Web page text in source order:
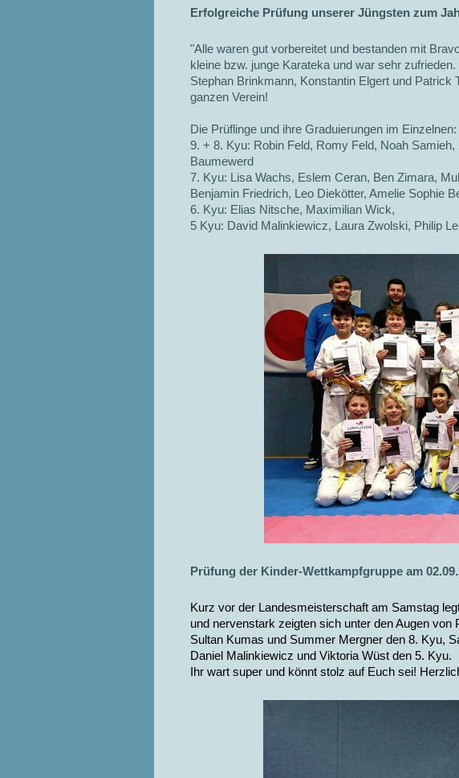
Erfolgreiche Prüfung unserer Jüngsten zum
"Alle waren gut vorbereitet und bestanden mit
kleine bzw. junge Karateka und war sehr
Stephan Brinkmann, Konstantin Elgert und
ganzen Verein!
Die Prüflinge und ihre Graduierungen im Einzelnen:
9. + 8. Kyu: Robin Feld, Romy Feld, Noah
Baumewerd
7. Kyu: Lisa Wachs, Eslem Ceran, Ben Zimara,
Benjamin Friedrich, Leo Diekötter, Amelie Sophie
6. Kyu: Elias Nitsche, Maximilian Wick,
5 Kyu: David Malinkiewicz, Laura Zwolski, Philip
Prüfung der Kinder-Wettkampfgruppe am
Kurz vor der Landesmeisterschaft am Samstag
und nervenstark zeigten sich unter den Augen
Sultan Kumas und Summer Mergner den 8. Kyu,
Daniel Malinkiewicz und Viktoria Wüst den 5. Kyu.
Ihr wart super und könnt stolz auf Euch sei!